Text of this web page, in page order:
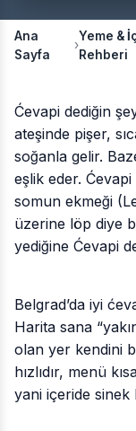
Ana
Sayfa
›
Yeme &
Rehberi
Ćevapi dediğin
ateşinde pişer,
soğanla gelir.
eşlik eder. Ćevapi
somun ekmeği
üzerine löp diye
yediğine Ćevapi
Belgrad’da iyi
Harita sana
olan yer kendini
hızlıdır, menü
yani içeride sinek